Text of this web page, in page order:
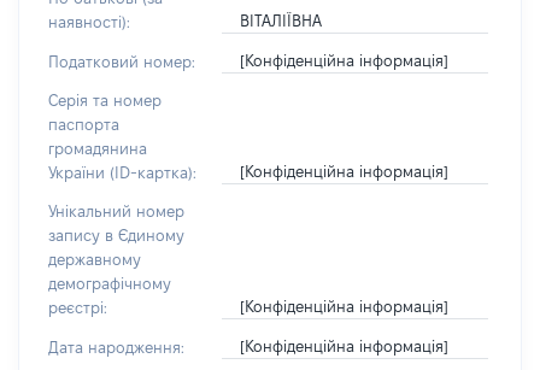
наявності):
ВІТАЛІЇВНА
Податковий номер: [Конфіденційна інформація]
Серія та номер
паспорта
громадянина
України (ID-картка):
[Конфіденційна інформація]
Унікальний номер
запису в Єдиному
державному
демографічному
реєстрі:
[Конфіденційна інформація]
Дата народження: [Конфіденційна інформація]